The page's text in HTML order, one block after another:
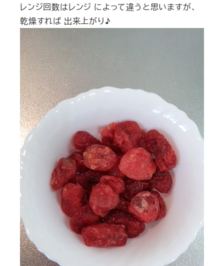
レンジ回数はレンジ によって違うと思いますが、
乾燥すれば 出来上がり♪